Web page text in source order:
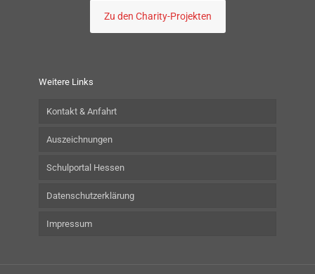
Zu den Charity-Projekten
Weitere Links
Kontakt & Anfahrt
Auszeichnungen
Schulportal Hessen
Datenschutzerklärung
Impressum